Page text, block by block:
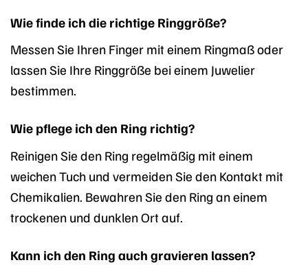
Wie finde ich die richtige Ringgröße?
Messen Sie Ihren Finger mit einem Ringmaß oder
lassen Sie Ihre Ringgröße bei einem Juwelier
bestimmen.
Wie pflege ich den Ring richtig?
Reinigen Sie den Ring regelmäßig mit einem
weichen Tuch und vermeiden Sie den Kontakt mit
Chemikalien. Bewahren Sie den Ring an einem
trockenen und dunklen Ort auf.
Kann ich den Ring auch gravieren lassen?